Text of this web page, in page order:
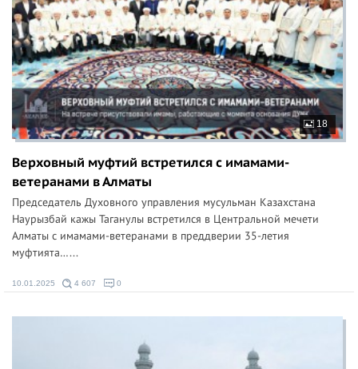
18
Верховный муфтий встретился с имамами-
ветеранами в Алматы
Председатель Духовного управления мусульман Казахстана
Наурызбай кажы Таганулы встретился в Центральной мечети
Алматы с имамами-ветеранами в преддверии 35-летия
муфтията…...
10.01.2025 4 607 0